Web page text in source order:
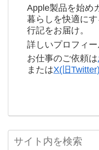
Apple製品を始め
暮らしを快適に
行記をお届け。
詳しいプロフィ
お仕事のご依頼は
またはX(旧Twitter)